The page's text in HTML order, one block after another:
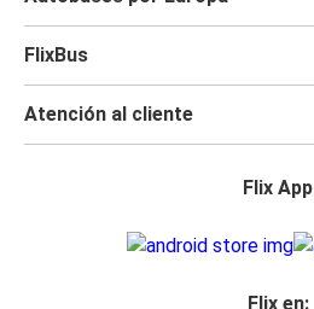
FlixBus
Atención al cliente
Flix App
Flix en: